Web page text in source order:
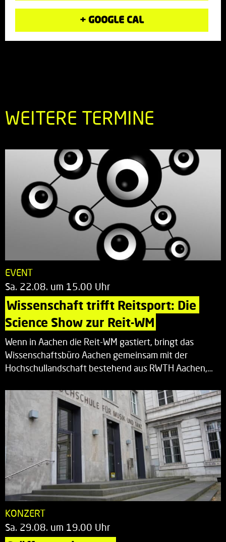
+ GOOGLE CAL
WEITERE TERMINE
EVENT
Sa. 22.08. um 15.00 Uhr
Wissenschaft trifft Reitsport: Die
Science Show zur Reit-WM
Wenn in Aachen die Reit-WM gastiert, bringt das
Wissenschaftsbüro Aachen gemeinsam mit der
Hochschullandschaft bestehend aus RWTH Aachen,…
KONZERT
Sa. 29.08. um 19.00 Uhr